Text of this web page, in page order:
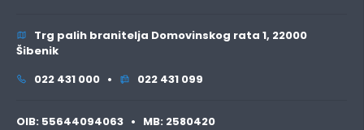
Trg palih branitelja Domovinskog rata 1, 22000
Šibenik
022 431 000 •
022 431 099
OIB: 55644094063 • MB: 2580420